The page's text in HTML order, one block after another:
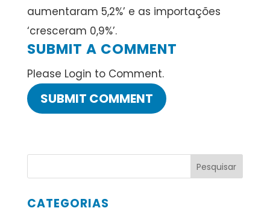
aumentaram 5,2%’ e as importações
‘cresceram 0,9%’.
SUBMIT A COMMENT
Please Login to Comment.
CATEGORIAS